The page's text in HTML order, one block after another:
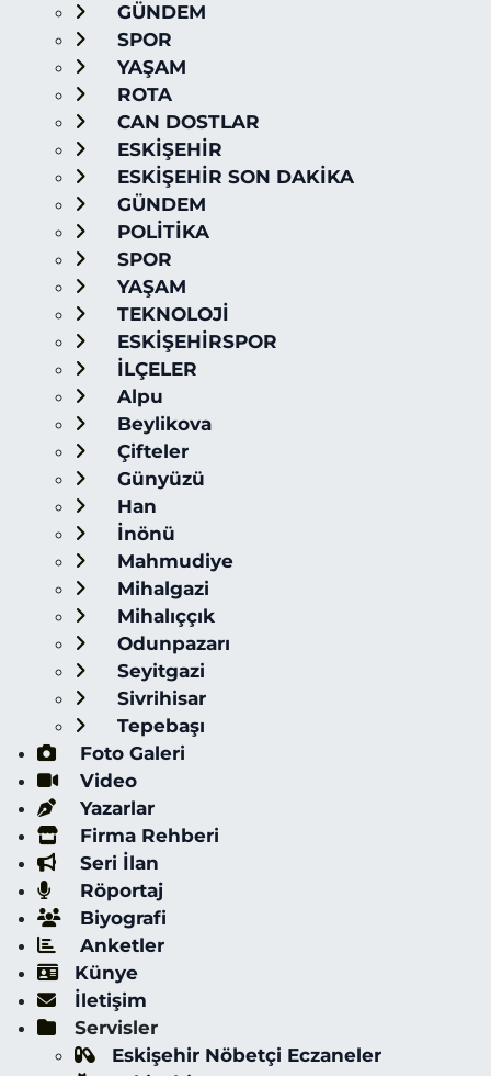
GÜNDEM
SPOR
YAŞAM
ROTA
CAN DOSTLAR
ESKİŞEHİR
ESKİŞEHİR SON DAKİKA
GÜNDEM
POLİTİKA
SPOR
YAŞAM
TEKNOLOJİ
ESKİŞEHİRSPOR
İLÇELER
Alpu
Beylikova
Çifteler
Günyüzü
Han
İnönü
Mahmudiye
Mihalgazi
Mihalıççık
Odunpazarı
Seyitgazi
Sivrihisar
Tepebaşı
Foto Galeri
Video
Yazarlar
Firma Rehberi
Seri İlan
Röportaj
Biyografi
Anketler
Künye
İletişim
Servisler
Eskişehir Nöbetçi Eczaneler